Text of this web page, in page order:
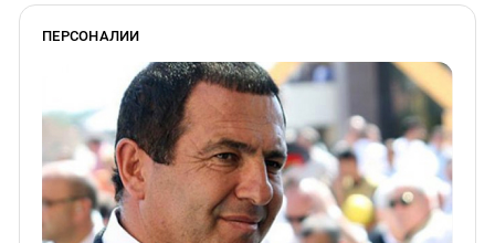
ПЕРСОНАЛИИ